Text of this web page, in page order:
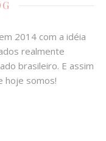
2014 com a idéia
realmente
brasileiro. E assim
hoje somos!